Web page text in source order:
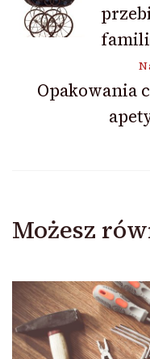
wpisu
Opakowania
Możesz